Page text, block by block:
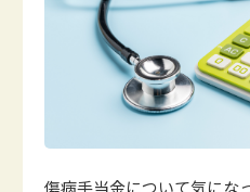
傷病手当金について気にな